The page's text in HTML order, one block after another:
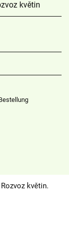
květin
květin.